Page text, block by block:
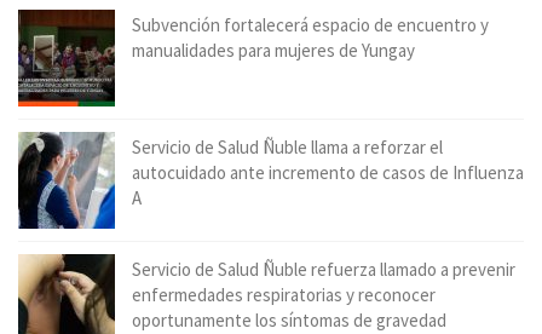
Subvención fortalecerá espacio de encuentro y
manualidades para mujeres de Yungay
Servicio de Salud Ñuble llama a reforzar el
autocuidado ante incremento de casos de Influenza
A
Servicio de Salud Ñuble refuerza llamado a prevenir
enfermedades respiratorias y reconocer
oportunamente los síntomas de gravedad